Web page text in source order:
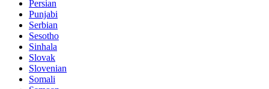
Persian
Punjabi
Serbian
Sesotho
Sinhala
Slovak
Slovenian
Somali